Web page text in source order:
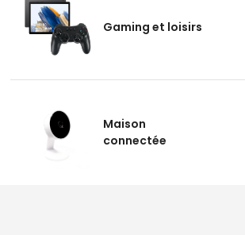
Gaming et loisirs
Maison
connectée